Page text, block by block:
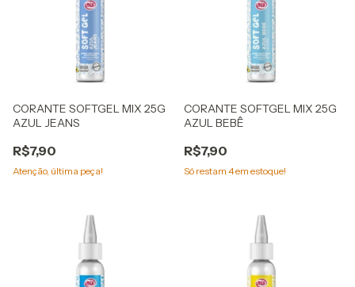
CORANTE SOFTGEL MIX 25G
AZUL JEANS
R$7,90
Atenção, última peça!
CORANTE SOFTGEL MIX 25G
AZUL BEBÊ
R$7,90
Só restam 4em estoque!